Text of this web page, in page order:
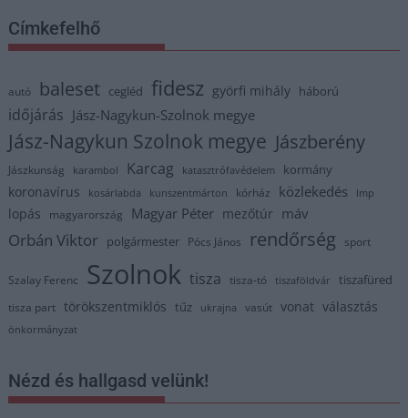
Címkefelhő
autó baleset cegléd fidesz györfi mihály háború
időjárás Jász-Nagykun-Szolnok megye
Jász-Nagykun Szolnok megye Jászberény
Jászkunság karambol Karcag katasztrófavédelem kormány
koronavírus kosárlabda kunszentmárton kórház közlekedés lmp
lopás magyarország Magyar Péter mezőtúr máv
Orbán Viktor polgármester Pócs János rendőrség sport
Szalay Ferenc Szolnok tisza tisza-tó tiszaföldvár tiszafüred
tisza part törökszentmiklós tűz ukrajna vasút vonat választás
önkormányzat
Nézd és hallgasd velünk!